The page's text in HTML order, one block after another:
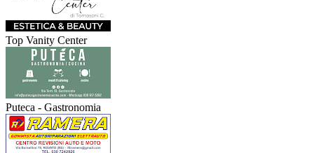
Top Vanity Center
Puteca - Gastronomia